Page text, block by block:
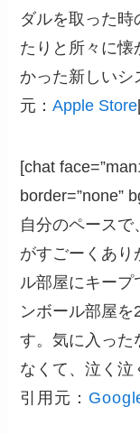
ダルを取った
たりと所々に懐
かった新しいシ
元：Apple Store
[chat
border=”none”
自分のペースで
がすごーくあり
ル部屋にキー
ンボール部屋
す。気に入った
なくて、泣く
引用元：